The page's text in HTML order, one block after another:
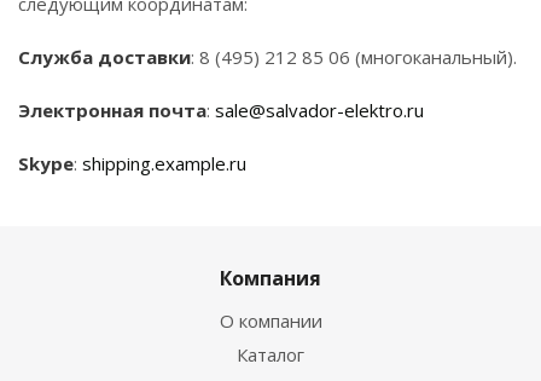
Служба доставки: 8 (495) 212 85 06 (многоканальный).
Электронная почта: sale@salvador-elektro.ru
Skype: shipping.example.ru
Компания
О компании
Каталог